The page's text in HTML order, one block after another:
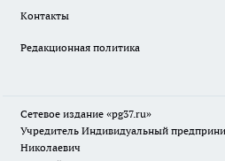
Контакты
Редакционная политика
Сетевое издание «pg37.ru»
Учредитель Индивидуальный
Николаевич